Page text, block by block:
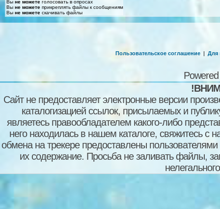
Вы не можете голосовать в опросах
Вы не можете прикреплять файлы к сообщениям
Вы не можете скачивать файлы
Пользовательское соглашение | Для
Сайт не предоставляет электронные версии
каталогизацией ссылок, присылаемых и
являетесь правообладателем какого-либо
него находилась в нашем каталоге, свяжитесь
обмена на трекере предоставлены пользователями
их содержание. Просьба не заливать файлы,